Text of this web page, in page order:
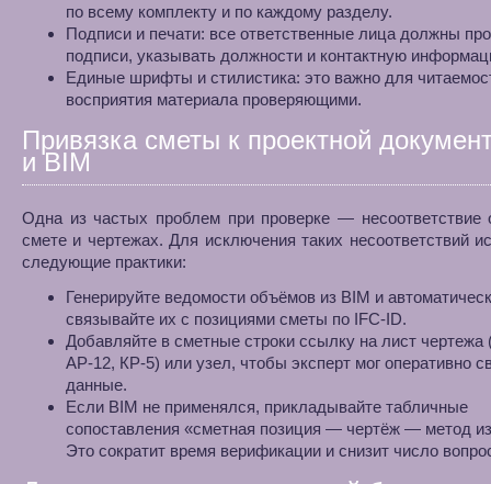
по всему комплекту и по каждому разделу.
Подписи и печати: все ответственные лица должны
подписи, указывать должности и контактную
Единые шрифты и стилистика: это важно для
восприятия материала проверяющими.
Привязка сметы к проектной
и BIM
Одна из частых проблем при проверке — несоответствие
смете и чертежах. Для исключения таких несоответствий
следующие практики:
Генерируйте ведомости объёмов из BIM и
связывайте их с позициями сметы по IFC‑ID.
Добавляйте в сметные строки ссылку на лист чертежа
АР‑12, КР‑5) или узел, чтобы эксперт мог оперативно
данные.
Если BIM не применялся, прикладывайте табличные
сопоставления «сметная позиция — чертёж — метод
Это сократит время верификации и снизит число